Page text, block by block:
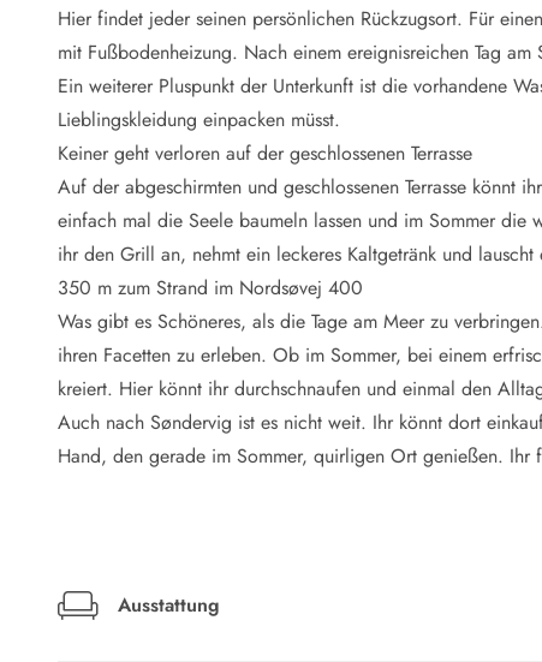
Vorteile bei uns
Reisecurity
Esmark KidsVIP
Esmark VIP - Partnervorteile und Rabatte
Preisgarantie
Keine Kaution
Gästebewertungen
Gratis WLAN
We love people
Esmark VIP Partnervorteile
Esmark KidsVIP
LEGOLAND® Rabatt
Urlaub mit Kindern
Finde Bernstein am Strand
Indoorspielländer in Dänemark
Hier findet jeder seinen persönlichen Rückzugsort. Für
mit Fußbodenheizung. Nach einem ereignisreichen Tag
Ein weiterer Pluspunkt der Unterkunft ist die vorhandene
Lieblingskleidung einpacken müsst.
Keiner geht verloren auf der geschlossenen Terrasse
Auf der abgeschirmten und geschlossenen Terrasse könnt
einfach mal die Seele baumeln lassen und im Sommer die
ihr den Grill an, nehmt ein leckeres Kaltgetränk und
350 m zum Strand im Nordsøvej 400
Was gibt es Schöneres, als die Tage am Meer zu
ihren Facetten zu erleben. Ob im Sommer, bei einem
kreiert. Hier könnt ihr durchschnaufen und einmal den
Auch nach Søndervig ist es nicht weit. Ihr könnt dort
Hand, den gerade im Sommer, quirligen Ort genießen.
Ausstattung